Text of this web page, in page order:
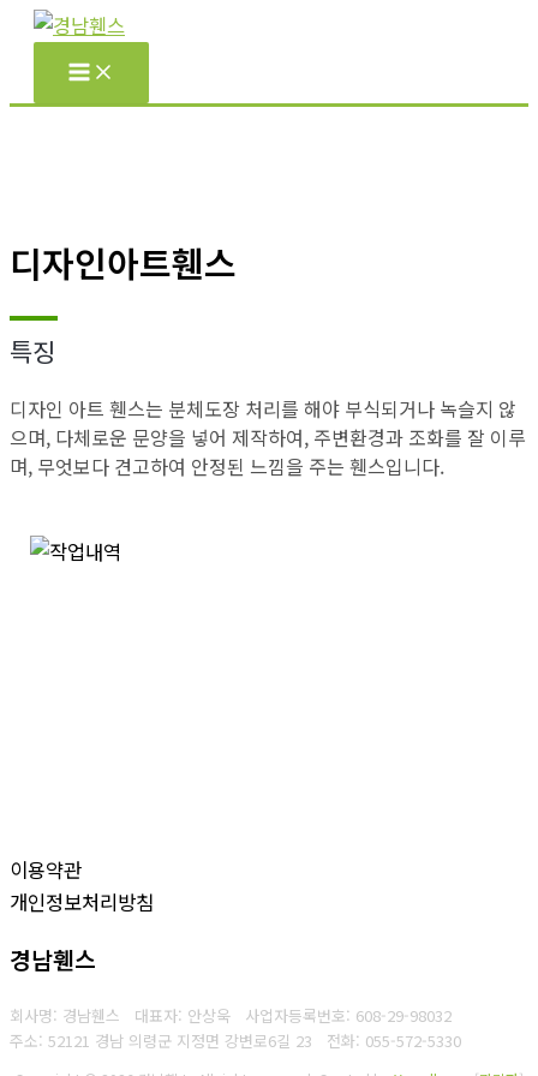
기
디자인아트휀스
특징
디자인 아트 휀스는 분체도장 처리를 해야 부식되거나 녹슬지 않
으며, 다체로운 문양을 넣어 제작하여, 주변환경과 조화를 잘 이루
며, 무엇보다 견고하여 안정된 느낌을 주는 휀스입니다.
이용약관
개인정보처리방침
경남휀스
회사명: 경남휀스 대표자: 안상욱 사업자등록번호: 608-29-98032
주소: 52121 경남 의령군 지정면 강변로6길 23 전화: 055-572-5330